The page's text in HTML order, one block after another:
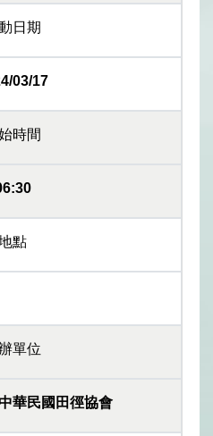
日期
03/17
時間
點
單位
華民國田徑協會